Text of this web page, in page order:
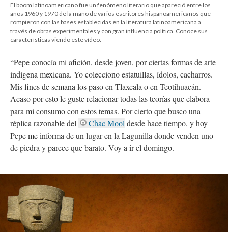
El boom latinoamericano fue un fenómeno literario que apareció entre los
años 1960 y 1970 de la mano de varios escritores hispanoamericanos que
rompieron con las bases establecidas en la literatura latinoamericana a
través de obras experimentales y con gran influencia política. Conoce sus
características viendo este vídeo.
“Pepe conocía mi afición, desde joven, por ciertas formas de arte
indígena mexicana. Yo colecciono estatuillas, ídolos, cacharros.
Mis fines de semana los paso en Tlaxcala o en Teotihuacán.
Acaso por esto le guste relacionar todas las teorías que elabora
para mi consumo con estos temas. Por cierto que busco una
réplica razonable del
Chac Mooldesde hace tiempo, y hoy
Pepe me informa de un lugar en la Lagunilla donde venden uno
de piedra y parece que barato. Voy a ir el domingo.